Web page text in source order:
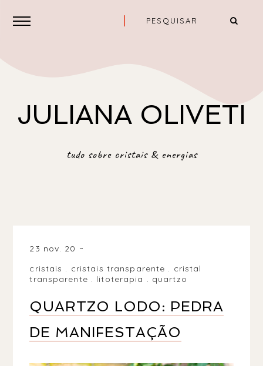
JULIANA OLIVETI
tudo sobre cristais & energias
23 nov. 20
cristais . cristais transparente . cristal
transparente . litoterapia . quartzo
QUARTZO LODO: PEDRA
DE MANIFESTAÇÃO